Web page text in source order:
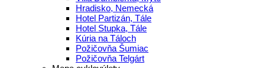
Hradisko, Nemecká
Hotel Partizán, Tále
Hotel Stupka, Tále
Kúria na Táloch
Požičovňa Šumiac
Požičovňa Telgárt